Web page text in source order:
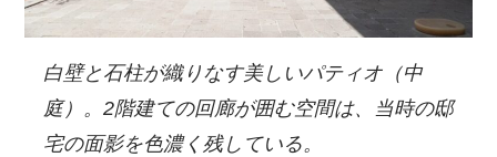
白壁と石柱が織りなす美しいパティオ（中
庭）。2階建ての回廊が囲む空間は、当時の邸
宅の面影を色濃く残している。